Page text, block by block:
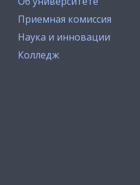
Приемная комиссия
Наука и инновации
Колледж